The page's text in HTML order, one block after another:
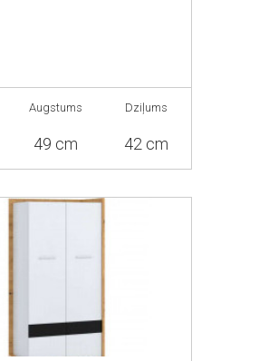
Augstums
49 cm
Dziļums
42 cm